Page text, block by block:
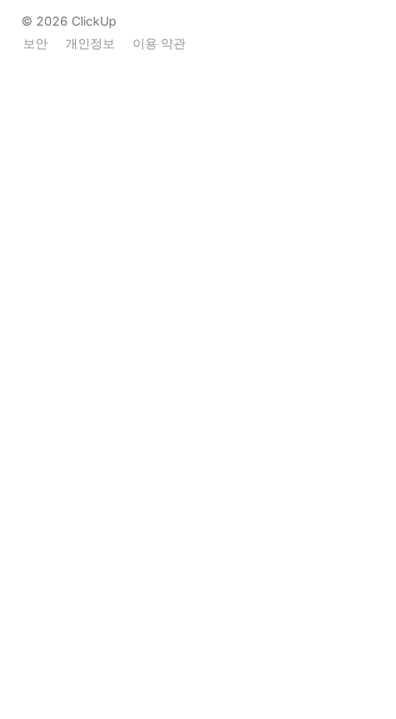
© 2026 ClickUp
보안
개인정보 이용 약관